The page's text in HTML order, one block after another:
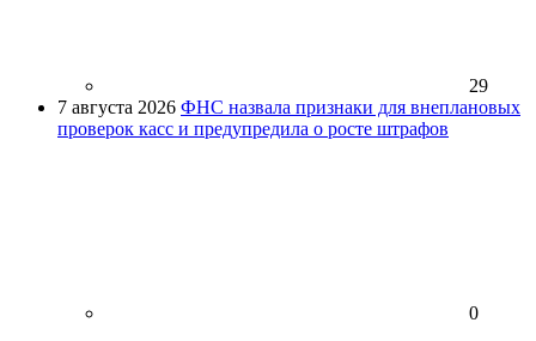
29
7 августа 2026 ФНС назвала признаки для внеплановых
проверок касс и предупредила о росте штрафов
0